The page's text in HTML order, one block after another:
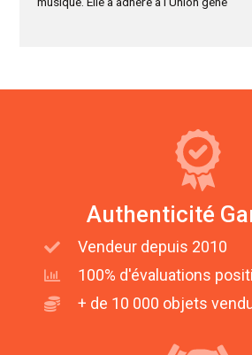
Authenticité
Vendeur depuis 2010
100% d'évaluations
+ de 10 000 objets